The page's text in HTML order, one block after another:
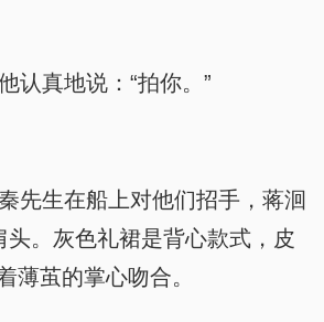
认真地说：“拍你。”
先生在船上对他们招手，蒋洄
头。灰色礼裙是背心款式，皮
薄茧的掌心吻合。